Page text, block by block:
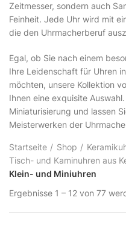
Zeitmesser, sondern auch
Feinheit. Jede Uhr wird mit
die den Uhrmacherberuf
Egal, ob Sie nach einem
Ihre Leidenschaft für Uhren
möchten, unsere Kollektion
Ihnen eine exquisite
Miniaturisierung und lassen
Meisterwerken der
Startseite Shop
Tisch- und Kaminuhren aus
Klein- und Miniuhren
Ergebnisse 1 – 12 von 77